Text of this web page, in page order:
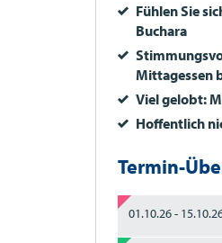
Fühlen Sie
Buchara
Mittagessen
Viel gelobt:
Hoffentlich
Termin-
01.10.26 -